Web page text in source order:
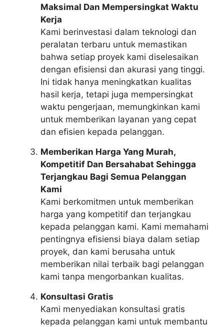
Maksimal Dan Mempersingkat Waktu
Kerja
Kami berinvestasi dalam teknologi dan
peralatan terbaru untuk memastikan
bahwa setiap proyek kami diselesaikan
dengan efisiensi dan akurasi yang tinggi.
Ini tidak hanya meningkatkan kualitas
hasil kerja, tetapi juga mempersingkat
waktu pengerjaan, memungkinkan kami
untuk memberikan layanan yang cepat
dan efisien kepada pelanggan.
Memberikan Harga Yang Murah,
Kompetitif Dan Bersahabat Sehingga
Terjangkau Bagi Semua Pelanggan
Kami
Kami berkomitmen untuk memberikan
harga yang kompetitif dan terjangkau
kepada pelanggan kami. Kami memahami
pentingnya efisiensi biaya dalam setiap
proyek, dan kami berusaha untuk
memberikan nilai terbaik bagi pelanggan
kami tanpa mengorbankan kualitas.
Konsultasi Gratis
Kami menyediakan konsultasi gratis
kepada pelanggan kami untuk membantu